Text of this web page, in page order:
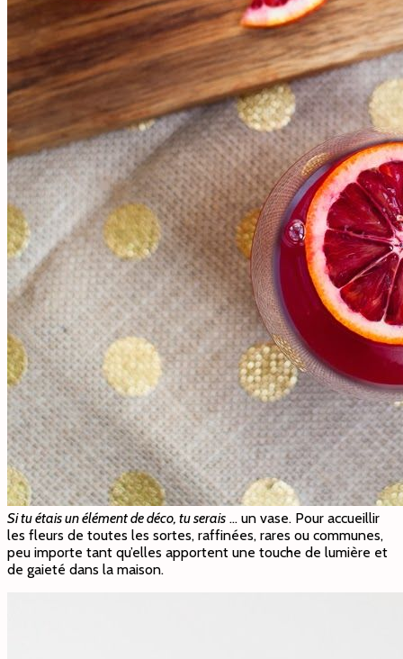
Si tu étais un élément de déco, tu serais … un vase. Pour accueillir
les fleurs de toutes les sortes, raffinées, rares ou communes,
peu importe tant qu’elles apportent une touche de lumière et
de gaieté dans la maison.